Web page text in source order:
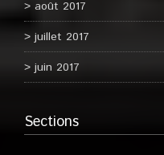
août 2017
juillet 2017
juin 2017
Sections